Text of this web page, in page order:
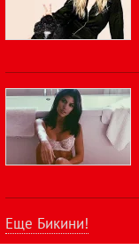
Еще Бикини!